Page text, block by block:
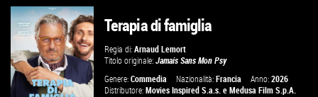
Terapia di famiglia
Regia di:Arnaud Lemort
Titolo originale:Jamais Sans Mon Psy
Genere:Commedia Nazionalità:Francia Anno:2026
Distributore:Movies Inspired S.a.s. eMedusa Film S.p.A.